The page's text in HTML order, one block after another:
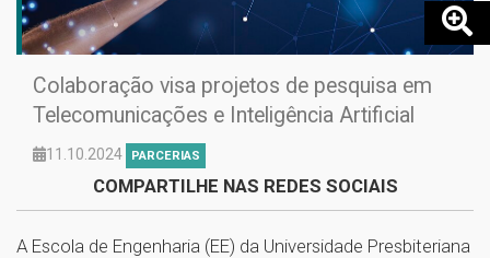
Colaboração visa projetos de pesquisa em
Telecomunicações e Inteligência Artificial
11.10.2024 PARCERIAS
COMPARTILHE NAS REDES SOCIAIS
A Escola de Engenharia (EE) da Universidade Presbiteriana